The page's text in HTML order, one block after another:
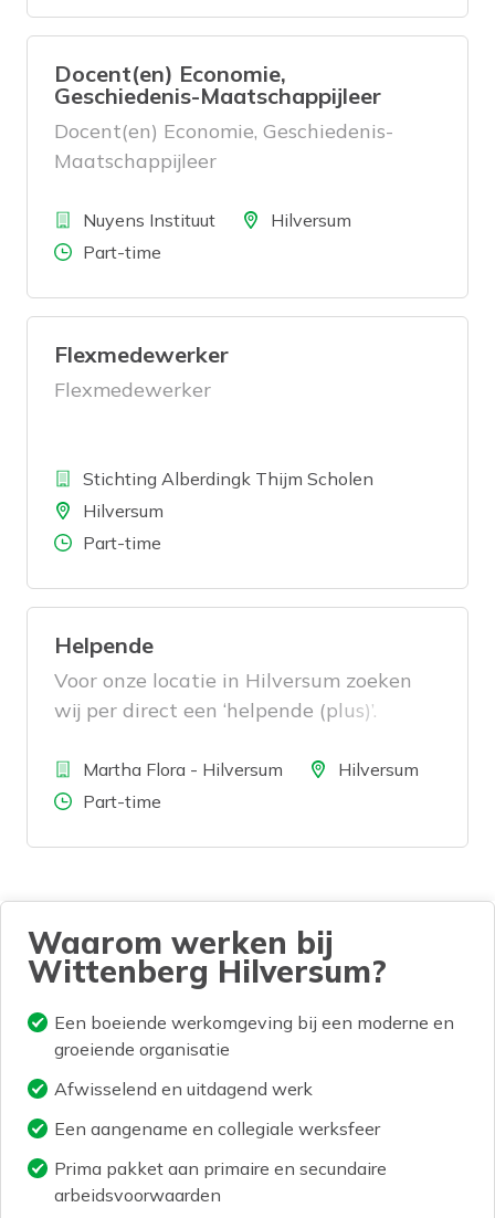
Docent(en) Economie,
Geschiedenis-Maatschappijleer
Docent(en) Economie, Geschiedenis-
Maatschappijleer
BedrijfNuyens InstituutLocatieHilversum
Aantal uren
Part-time
Flexmedewerker
Flexmedewerker
BedrijfStichting Alberdingk Thijm Scholen
LocatieHilversum
Aantal uren
Part-time
Helpende
Voor onze locatie in Hilversum zoeken
wij per direct een ‘helpende (plus)’.
BedrijfMartha Flora - Hilversum LocatieHilversum
Aantal uren
Part-time
Waarom werken bij
Wittenberg Hilversum?
Een boeiende werkomgeving bij een moderne en
groeiende organisatie
Afwisselend en uitdagend werk
Een aangename en collegiale werksfeer
Prima pakket aan primaire en secundaire
arbeidsvoorwaarden